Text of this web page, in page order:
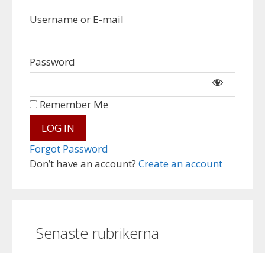
Username or E-mail
Password
Don’t have an account? Create an account
Remember Me
Forgot Password
Senaste rubrikerna